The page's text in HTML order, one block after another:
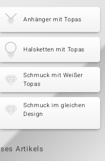
Anhänger mit Topas
Halsketten mit Topas
Schmuck mit Weißer
Topas
Schmuck im gleichen
Design
Artikels